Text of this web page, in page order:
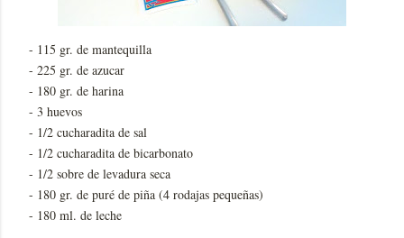
- 115 gr. de mantequilla
- 225 gr. de azucar
- 180 gr. de harina
- 3 huevos
- 1/2 cucharadita de sal
- 1/2 cucharadita de bicarbonato
- 1/2 sobre de levadura seca
- 180 gr. de puré de piña (4 rodajas pequeñas)
- 180 ml. de leche